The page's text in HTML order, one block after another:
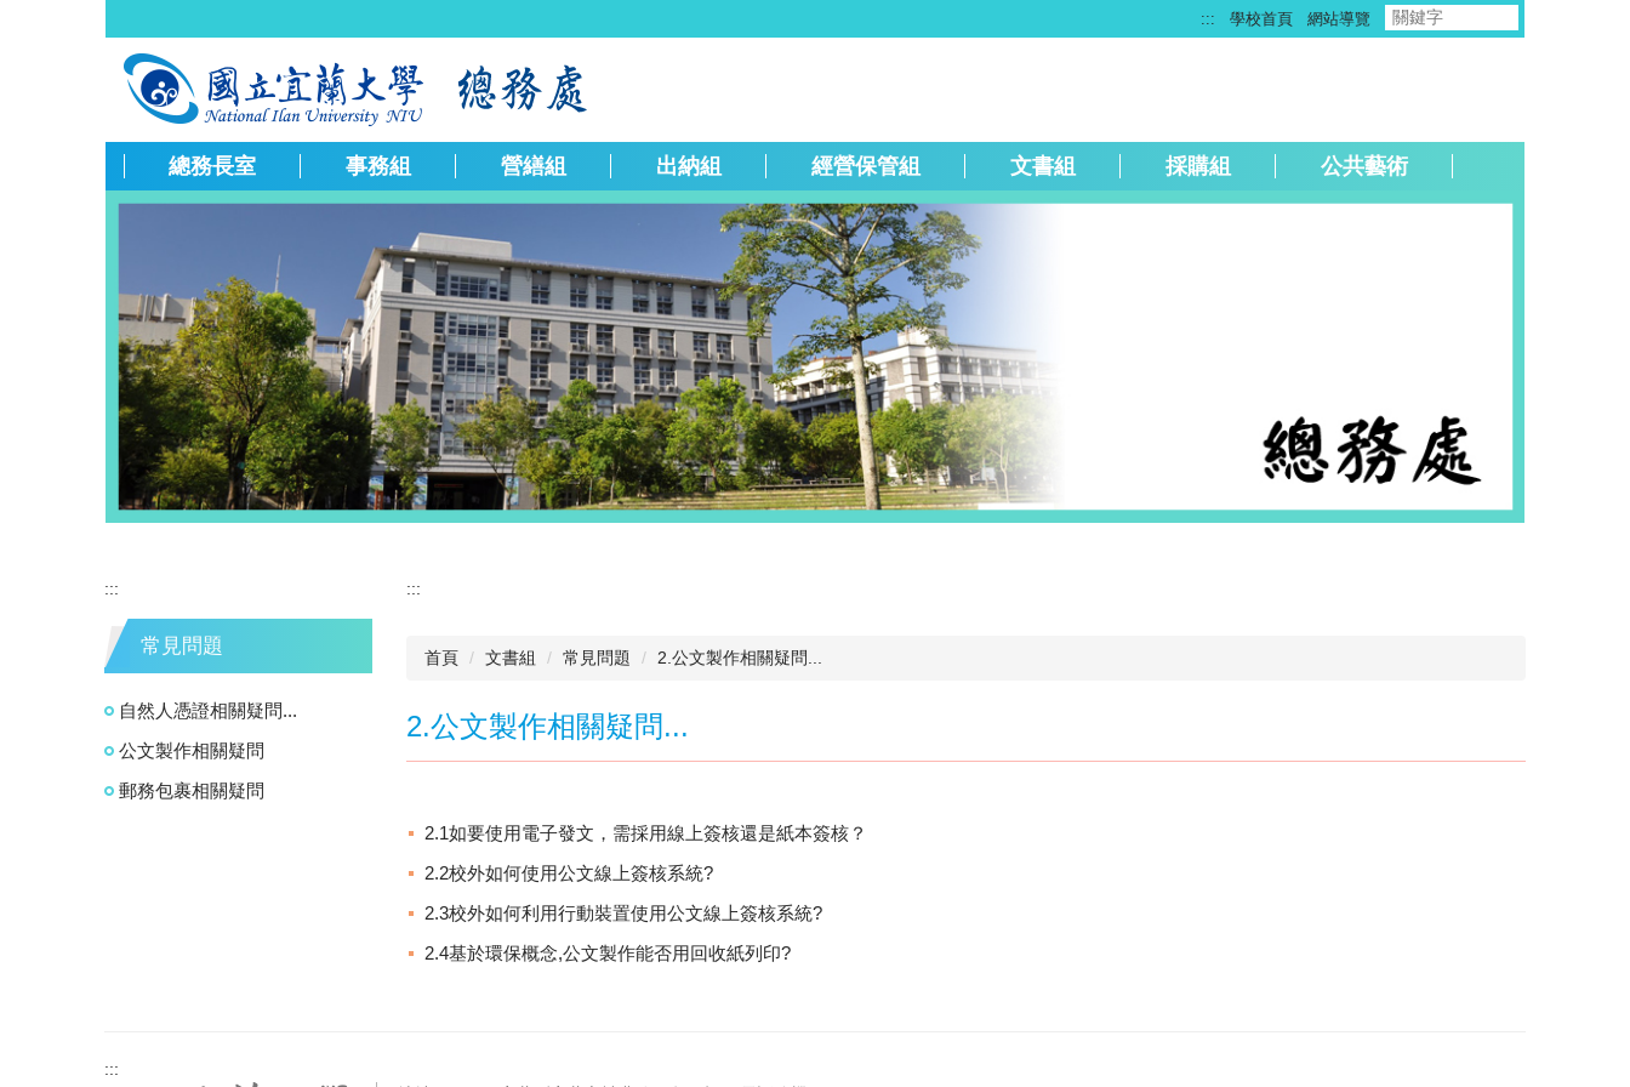
::: 學校首頁 網站導覽
總務長室 事務組 營繕組 出納組 經營保管組 文書組 採購組 公共藝術
:::
常見問題
自然人憑證相關疑問...
公文製作相關疑問
郵務包裹相關疑問
:::
首頁 文書組 常見問題 2.公文製作相關疑問...
2.公文製作相關疑問...
2.1如要使用電子發文，需採用線上簽核還是紙本簽核？
2.2校外如何使用公文線上簽核系統?
2.3校外如何利用行動裝置使用公文線上簽核系統?
2.4基於環保概念,公文製作能否用回收紙列印?
:::